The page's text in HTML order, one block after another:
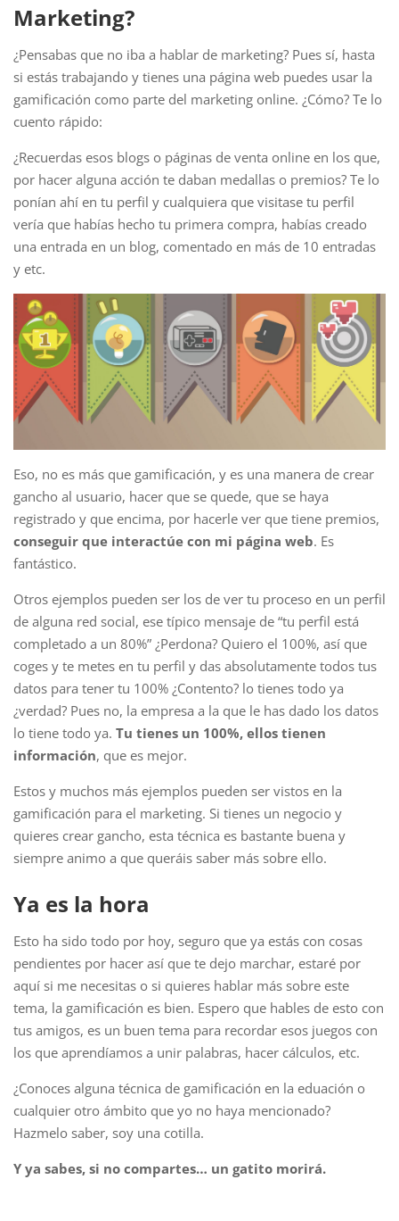
Marketing?
¿Pensabas que no iba a hablar de marketing? Pues sí, hasta
si estás trabajando y tienes una página web puedes usar la
gamificación como parte del marketing online. ¿Cómo? Te lo
cuento rápido:
¿Recuerdas esos blogs o páginas de venta online en los que,
por hacer alguna acción te daban medallas o premios? Te lo
ponían ahí en tu perfil y cualquiera que visitase tu perfil
vería que habías hecho tu primera compra, habías creado
una entrada en un blog, comentado en más de 10 entradas
y etc.
Eso, no es más que gamificación, y es una manera de crear
gancho al usuario, hacer que se quede, que se haya
registrado y que encima, por hacerle ver que tiene premios,
conseguir que interactúe con mi página web. Es
fantástico.
Otros ejemplos pueden ser los de ver tu proceso en un perfil
de alguna red social, ese típico mensaje de “tu perfil está
completado a un 80%” ¿Perdona? Quiero el 100%, así que
coges y te metes en tu perfil y das absolutamente todos tus
datos para tener tu 100% ¿Contento? lo tienes todo ya
¿verdad? Pues no, la empresa a la que le has dado los datos
lo tiene todo ya. Tu tienes un 100%, ellos tienen
información, que es mejor.
Estos y muchos más ejemplos pueden ser vistos en la
gamificación para el marketing. Si tienes un negocio y
quieres crear gancho, esta técnica es bastante buena y
siempre animo a que queráis saber más sobre ello.
Ya es la hora
Esto ha sido todo por hoy, seguro que ya estás con cosas
pendientes por hacer así que te dejo marchar, estaré por
aquí si me necesitas o si quieres hablar más sobre este
tema, la gamificación es bien. Espero que hables de esto con
tus amigos, es un buen tema para recordar esos juegos con
los que aprendíamos a unir palabras, hacer cálculos, etc.
¿Conoces alguna técnica de gamificación en la eduación o
cualquier otro ámbito que yo no haya mencionado?
Hazmelo saber, soy una cotilla.
Y ya sabes, si no compartes… un gatito morirá.